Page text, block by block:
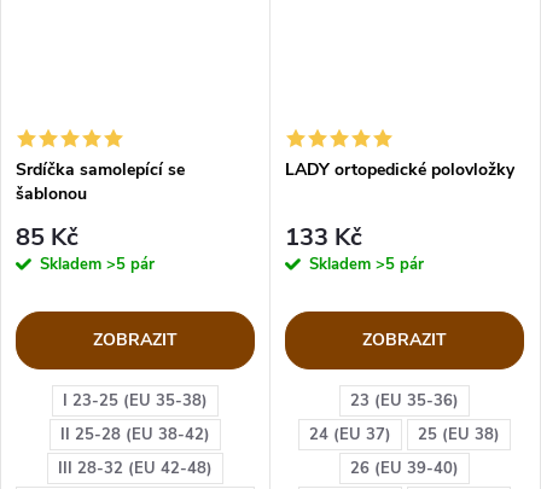
I 23-25 (EU 35-38)
II 25-28 (EU 38-42)
III 28-32 (EU 42-48)
Srdíčka samolepící se
šablonou
85 Kč
Skladem >5 pár
ZOBRAZIT
23 (EU 35-36)
24 (EU 37)
25 (EU 38)
26 (EU 39-40)
LADY ortopedické polovložky
133 Kč
Skladem >5 pár
ZOBRAZIT